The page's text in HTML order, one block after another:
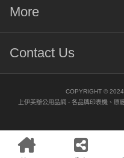
More
Contact Us
COPYRIGHT ©
上伊美辦公用品網 - 各品牌印表機、